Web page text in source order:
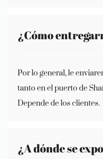
¿Cómo
Por lo general, le
tanto en el puerto de
Depende de los clientes.
¿A dónde se